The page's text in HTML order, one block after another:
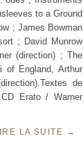
to a Ground
; James Bowman
; David Munrow
(direction) ; The
of England, Arthur
de
Erato / Warner
LA SUITE →